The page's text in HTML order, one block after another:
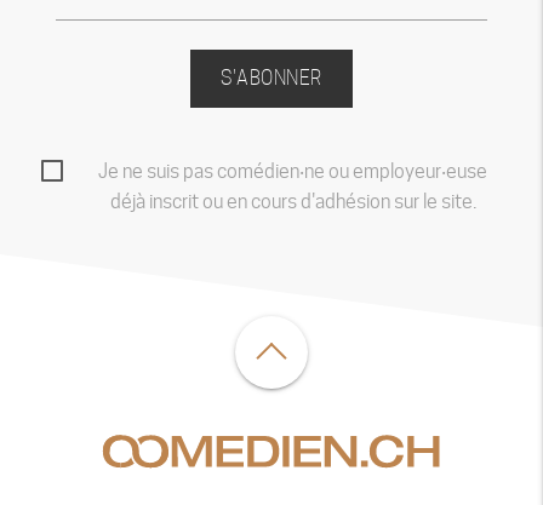
S'ABONNER
Je ne suis pas comédien‧ne ou employeur‧euse
déjà inscrit ou en cours d'adhésion sur le site.